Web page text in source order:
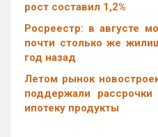
рост составил 1,2%
Росреестр: в августе
почти столько же
год назад
Летом рынок
поддержали
ипотеку продукты